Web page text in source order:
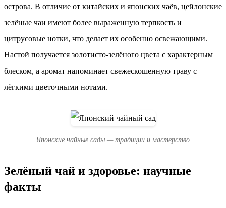
острова. В отличие от китайских и японских чаёв, цейлонские
зелёные чаи имеют более выраженную терпкость и
цитрусовые нотки, что делает их особенно освежающими.
Настой получается золотисто-зелёного цвета с характерным
блеском, а аромат напоминает свежескошенную траву с
лёгкими цветочными нотами.
Японские чайные сады — традиции и мастерство
Зелёный чай и здоровье: научные
факты